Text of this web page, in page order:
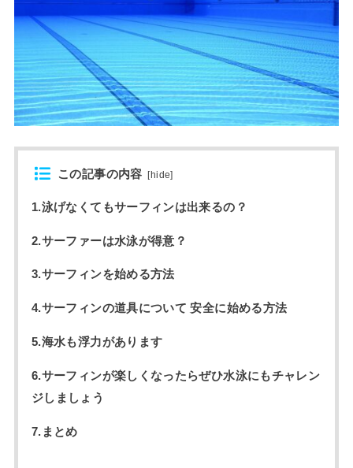
この記事の内容 [hide]
1.泳げなくてもサーフィンは出来るの？
2.サーファーは水泳が得意？
3.サーフィンを始める方法
4.サーフィンの道具について 安全に始める方法
5.海水も浮力があります
6.サーフィンが楽しくなったらぜひ水泳にもチャレン
ジしましょう
7.まとめ